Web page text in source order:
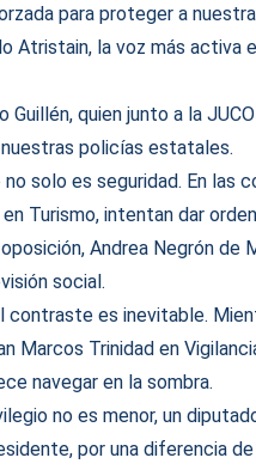
para proteger a
Atristain, la voz más activa
Guillén, quien junto a la
policías estatales.
solo es seguridad. En las
en Turismo, intentan dar
Andrea Negrón de
social.
contraste es inevitable.
Marcos Trinidad en
navegar en la sombra.
no es menor, un
por una diferencia